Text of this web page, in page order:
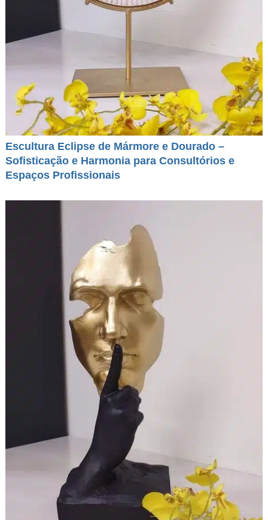
Escultura Eclipse de Mármore e Dourado –
Sofisticação e Harmonia para Consultórios e
Espaços Profissionais